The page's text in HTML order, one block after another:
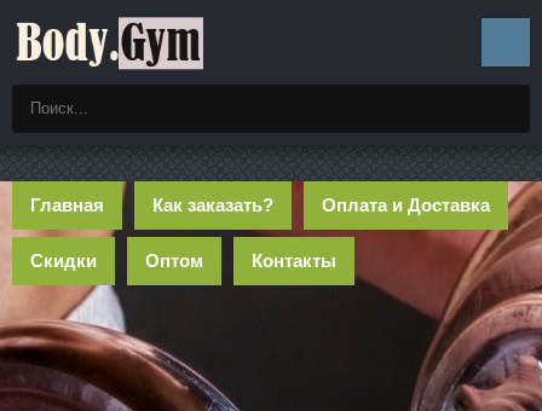
Главная Как заказать? Оплата и Доставка
Скидки Оптом Контакты